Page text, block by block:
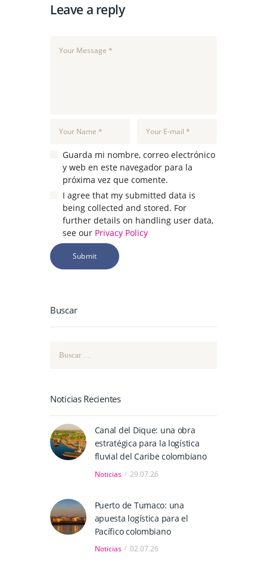
Leave a reply
Guarda mi nombre, correo electrónico
y web en este navegador para la
próxima vez que comente.
I agree that my submitted data is
being collected and stored. For
further details on handling user data,
see our Privacy Policy
Buscar
Noticias Recientes
Canal del Dique: una obra
estratégica para la logística
fluvial del Caribe colombiano
Noticias 29.07.26
Puerto de Tumaco: una
apuesta logística para el
Pacífico colombiano
Noticias 02.07.26